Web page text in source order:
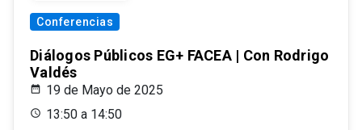
Conferencias
Diálogos Públicos EG+ FACEA | Con Rodrigo
Valdés
19 de Mayo de 2025
13:50 a 14:50